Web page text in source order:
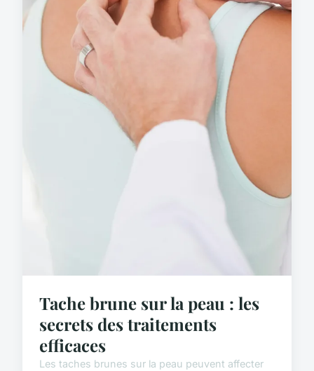
Tache brune sur la peau : les
secrets des traitements
efficaces
Les taches brunes sur la peau peuvent affecter